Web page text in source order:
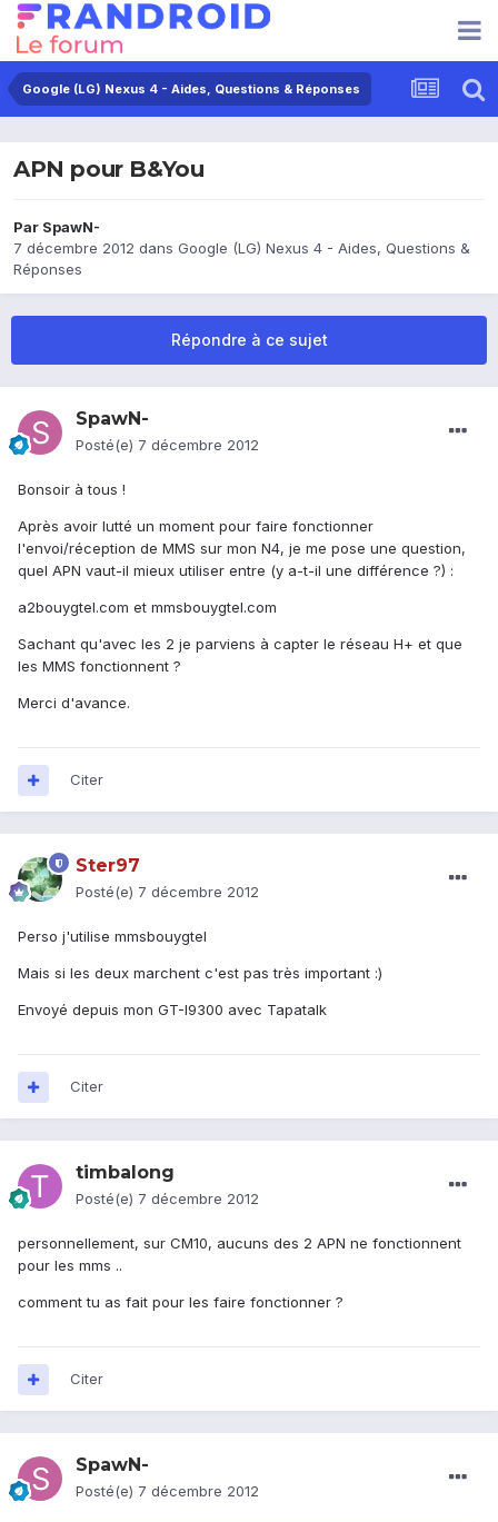
Google (LG) Nexus 4 - Aides, Questions & Réponses
APN pour B&You
Par SpawN-
7 décembre 2012 dans Google (LG) Nexus 4 - Aides, Questions &
Réponses
Répondre à ce sujet
SpawN-
Posté(e) 7 décembre 2012
Bonsoir à tous !
Après avoir lutté un moment pour faire fonctionner
l'envoi/réception de MMS sur mon N4, je me pose une question,
quel APN vaut-il mieux utiliser entre (y a-t-il une différence ?) :
a2bouygtel.com et mmsbouygtel.com
Sachant qu'avec les 2 je parviens à capter le réseau H+ et que
les MMS fonctionnent ?
Merci d'avance.
Citer
Ster97
Posté(e) 7 décembre 2012
Perso j'utilise mmsbouygtel
Mais si les deux marchent c'est pas très important :)
Envoyé depuis mon GT-I9300 avec Tapatalk
Citer
timbalong
Posté(e) 7 décembre 2012
personnellement, sur CM10, aucuns des 2 APN ne fonctionnent
pour les mms ..
comment tu as fait pour les faire fonctionner ?
Citer
SpawN-
Posté(e) 7 décembre 2012